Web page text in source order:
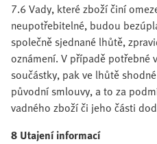
7.6 Vady, které zboží činí
neupotřebitelné, budou
společně sjednané lhůtě,
oznámení. V případě potřebné
součástky, pak ve lhůtě
původní smlouvy, a to za
vadného zboží či jeho části
8 Utajení informací